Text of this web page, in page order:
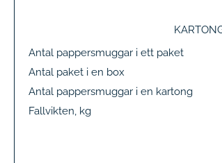
Antal pappersmuggar i ett paket
Antal paket i en box
Antal pappersmuggar i en kartong
Fallvikten, kg